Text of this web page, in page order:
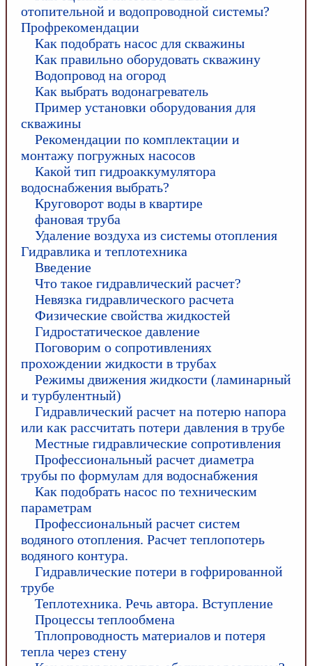
отопительной и водопроводной системы?
Профрекомендации
Как подобрать насос для скважины
Как правильно оборудовать скважину
Водопровод на огород
Как выбрать водонагреватель
Пример установки оборудования для
скважины
Рекомендации по комплектации и
монтажу погружных насосов
Какой тип гидроаккумулятора
водоснабжения выбрать?
Круговорот воды в квартире
фановая труба
Удаление воздуха из системы отопления
Гидравлика и теплотехника
Введение
Что такое гидравлический расчет?
Невязка гидравлического расчета
Физические свойства жидкостей
Гидростатическое давление
Поговорим о сопротивлениях
прохождении жидкости в трубах
Режимы движения жидкости (ламинарный
и турбулентный)
Гидравлический расчет на потерю напора
или как рассчитать потери давления в трубе
Местные гидравлические сопротивления
Профессиональный расчет диаметра
трубы по формулам для водоснабжения
Как подобрать насос по техническим
параметрам
Профессиональный расчет систем
водяного отопления. Расчет теплопотерь
водяного контура.
Гидравлические потери в гофрированной
трубе
Теплотехника. Речь автора. Вступление
Процессы теплообмена
Тплопроводность материалов и потеря
тепла через стену